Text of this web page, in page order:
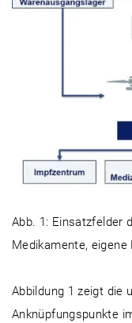
Abb. 1: Einsatzfelder
Medikamente, eigene
Abbildung 1 zeigt die
Anknüpfungspunkte